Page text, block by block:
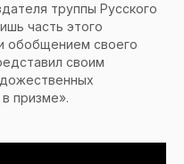
труппы Русского
часть этого
обобщением своего
своим
призме».